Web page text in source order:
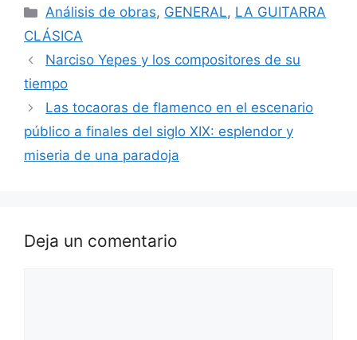
Categorías
Análisis de obras, GENERAL, LA GUITARRA
CLÁSICA
Narciso Yepes y los compositores de su
tiempo
Las tocaoras de flamenco en el escenario
público a finales del siglo XIX: esplendor y
miseria de una paradoja
Deja un comentario